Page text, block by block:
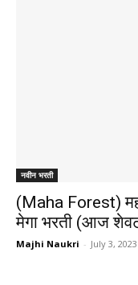
नवीन भरती
(Maha Forest)
मेगा भरती (आज
Majhi Naukri - July 3, 2023